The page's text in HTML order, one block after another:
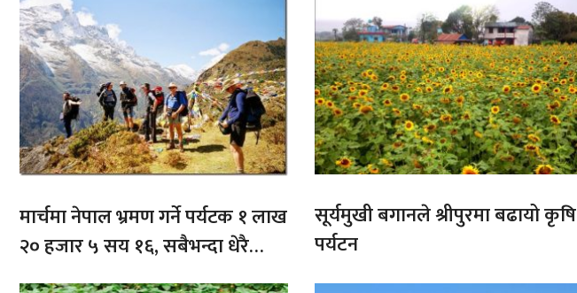
मार्चमा नेपाल भ्रमण गर्ने पर्यटक १ लाख
२० हजार ५ सय १६, सबैभन्दा धेरै
भारतबाट
सूर्यमुखी बगानले श्रीपुरमा बढायो कृषि
पर्यटन